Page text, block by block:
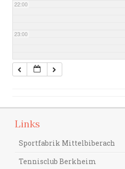
22:00
23:00
Links
Sportfabrik Mittelbiberach
Tennisclub Berkheim